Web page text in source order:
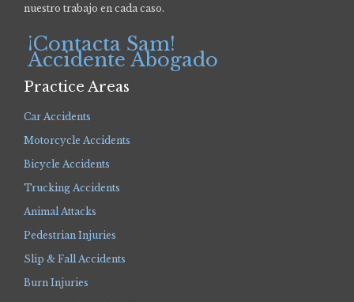
nuestro trabajo en cada caso.
¡Contacta Sam!
Accidente Abogado
Practice Areas
Car Accidents
Motorcycle Accidents
Bicycle Accidents
Trucking Accidents
Animal Attacks
Pedestrian Injuries
Slip & Fall Accidents
Burn Injuries